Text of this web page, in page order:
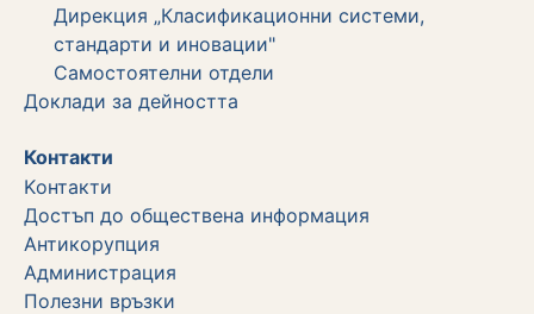
Дирекция „Класификационни системи,
стандарти и иновации"
Самостоятелни отдели
Дoклади за дейността
Контакти
Kонтакти
Достъп до обществена информация
Aнтикорупция
Администрация
Полезни връзки